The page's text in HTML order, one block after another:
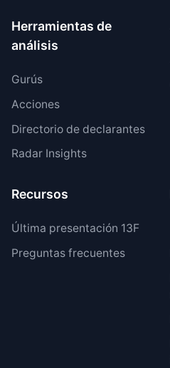
Herramientas de
análisis
Gurús
Acciones
Directorio de declarantes
Radar Insights
Recursos
Última presentación 13F
Preguntas frecuentes